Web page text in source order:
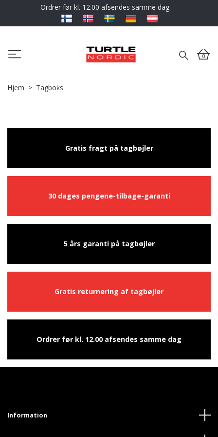
Ordrer før kl. 12.00 afsendes samme dag.
0
Hjem Tagboks
Gratis fragt på tagbøjler
30 dages pengene-tilbage-garanti
5 års garanti på tagbøjler
Gratis returnering af tagbøjler
Ordrer før kl. 12.00 afsendes samme dag
Information